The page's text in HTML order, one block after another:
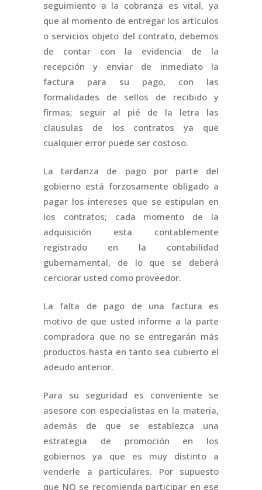
seguimiento a la cobranza es vital, ya
que al momento de entregar los artículos
o servicios objeto del contrato, debemos
de contar con la evidencia de la
recepción y enviar de inmediato la
factura para su pago, con las
formalidades de sellos de recibido y
firmas; seguir al pié de la letra las
clausulas de los contratos ya que
cualquier error puede ser costoso.
La tardanza de pago por parte del
gobierno está forzosamente obligado a
pagar los intereses que se estipulan en
los contratos; cada momento de la
adquisición esta contablemente
registrado en la contabilidad
gubernamental, de lo que se deberá
cerciorar usted como proveedor.
La falta de pago de una factura es
motivo de que usted informe a la parte
compradora que no se entregarán más
productos hasta en tanto sea cubierto el
adeudo anterior.
Para su seguridad es conveniente se
asesore con especialistas en la materia,
además de que se establezca una
estrategia de promoción en los
gobiernos ya que es muy distinto a
venderle a particulares. Por supuesto
que NO se recomienda participar en ese